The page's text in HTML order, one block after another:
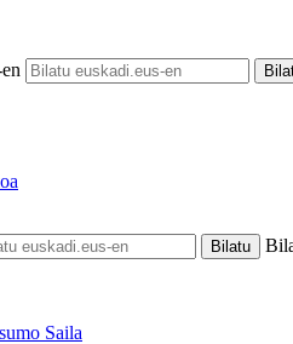
Saila